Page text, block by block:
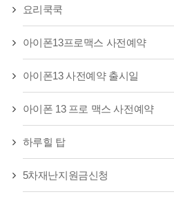
요리쿡쿡
아이폰13프로맥스 사전예약
아이폰13 사전예약 출시일
아이폰 13 프로 맥스 사전예약
하루힐 탑
5차재난지원금신청